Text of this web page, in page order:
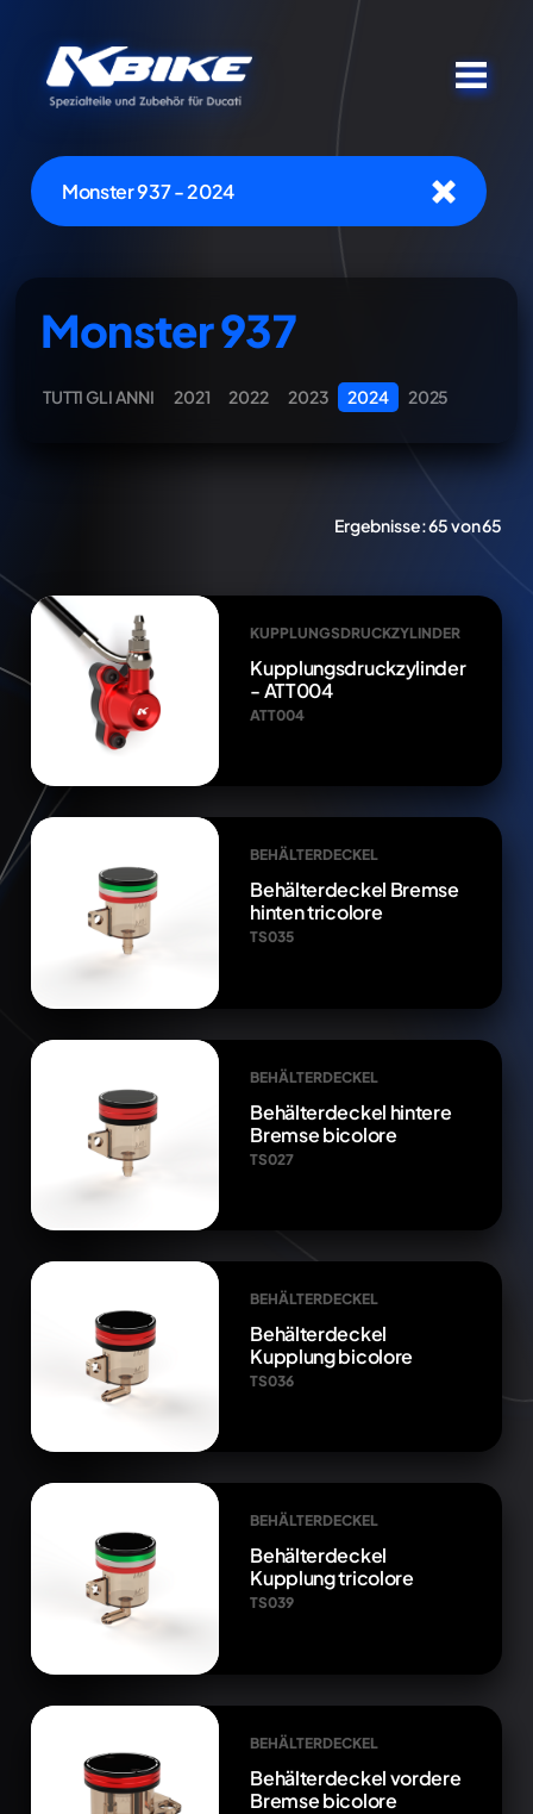
Monster 937 - 2024
Monster 937
TUTTI GLI ANNI 2021 2022 2023 2024 2025
Ergebnisse:65 von 65
KUPPLUNGSDRUCKZYLINDER
Kupplungsdruckzylinder
- ATT004
ATT004
BEHÄLTERDECKEL
Behälterdeckel Bremse
hinten tricolore
TS035
BEHÄLTERDECKEL
Behälterdeckel hintere
Bremse bicolore
TS027
BEHÄLTERDECKEL
Behälterdeckel
Kupplung bicolore
TS036
BEHÄLTERDECKEL
Behälterdeckel
Kupplung tricolore
TS039
BEHÄLTERDECKEL
Behälterdeckel vordere
Bremse bicolore